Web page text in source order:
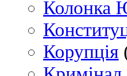
Колонка
Корупція